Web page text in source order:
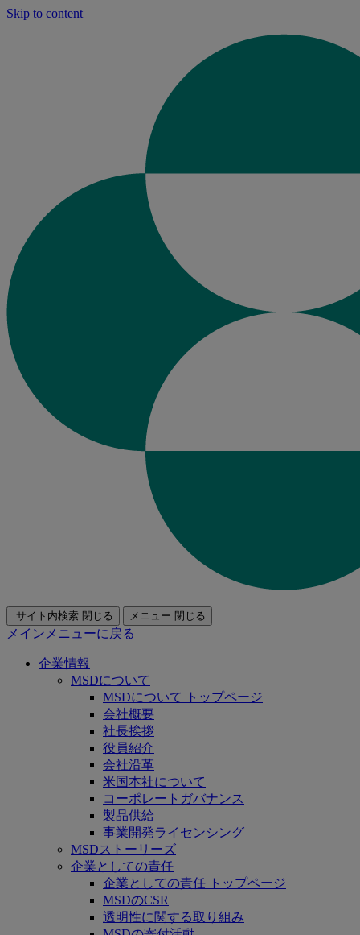
Skip to content
サイト内検索 閉じる メニュー 閉じる
メインメニューに戻る
企業情報
MSDについて
MSDについて トップページ
会社概要
社長挨拶
役員紹介
会社沿革
米国本社について
コーポレートガバナンス
製品供給
事業開発ライセンシング
MSDストーリーズ
企業としての責任
企業としての責任 トップページ
MSDのCSR
透明性に関する取り組み